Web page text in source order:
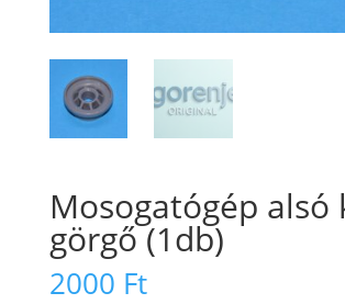
Mosogatógép alsó
görgő (1db)
2000 Ft